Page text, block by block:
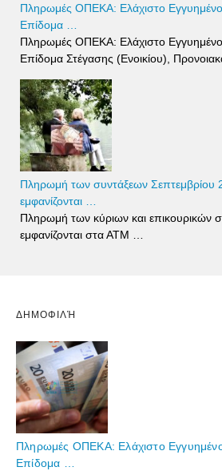
Πληρωμές ΟΠΕΚΑ: Ελάχιστο
Επίδομα …
Πληρωμές ΟΠΕΚΑ: Ελάχιστο
Επίδομα Στέγασης (Ενοικίου),
Πληρωμή των συντάξεων Σεπτεμβρίου
εμφανίζονται …
Πληρωμή των κύριων και επικουρικών
εμφανίζονται στα ΑΤΜ …
ΔΗΜΟΦΙΛΉ
Πληρωμές ΟΠΕΚΑ: Ελάχιστο
Επίδομα …